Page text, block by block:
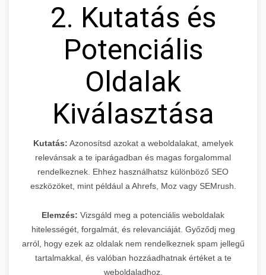
2. Kutatás és
Potenciális
Oldalak
Kiválasztása
Kutatás: Azonosítsd azokat a weboldalakat, amelyek
relevánsak a te iparágadban és magas forgalommal
rendelkeznek. Ehhez használhatsz különböző SEO
eszközöket, mint például a Ahrefs, Moz vagy SEMrush.
Elemzés: Vizsgáld meg a potenciális weboldalak
hitelességét, forgalmát, és relevanciáját. Győződj meg
arról, hogy ezek az oldalak nem rendelkeznek spam jellegű
tartalmakkal, és valóban hozzáadhatnak értéket a te
weboldaladhoz.